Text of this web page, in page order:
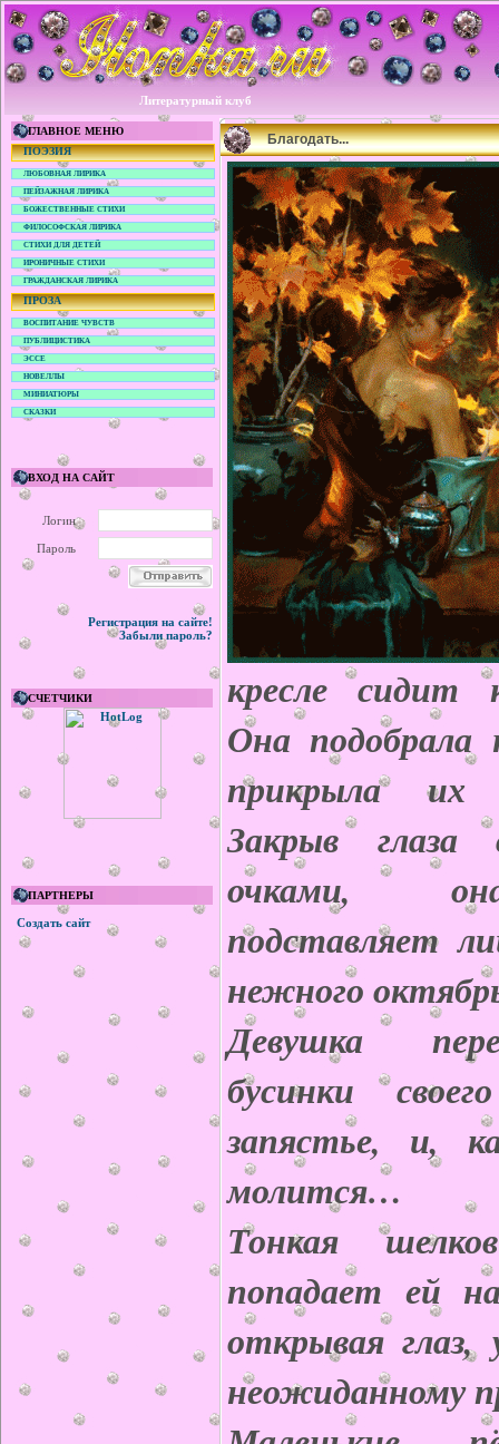
Литературный клуб
ГЛАВНОЕ МЕНЮ
ПОЭЗИЯ
ЛЮБОВНАЯ ЛИРИКА
ПЕЙЗАЖНАЯ ЛИРИКА
БОЖЕСТВЕННЫЕ СТИХИ
ФИЛОСОФСКАЯ ЛИРИКА
СТИХИ ДЛЯ ДЕТЕЙ
ИРОНИЧНЫЕ СТИХИ
ГРАЖДАНСКАЯ ЛИРИКА
ПРОЗА
ВОСПИТАНИЕ ЧУВСТВ
ПУБЛИЦИСТИКА
ЭССЕ
НОВЕЛЛЫ
МИНИАТЮРЫ
СКАЗКИ
ВХОД НА САЙТ
Логин
Пароль
Регистрация на сайте!
Забыли пароль?
СЧЕТЧИКИ
ПАРТНЕРЫ
Создать сайт
Благодать...
кресле сидит
Она подобрала
прикрыла их
Закрыв глаза
очками,
подставляет
нежного
Девушка
бусинки
запястье, и,
молится…
Тонкая
попадает ей
открывая глаз,
неожиданному